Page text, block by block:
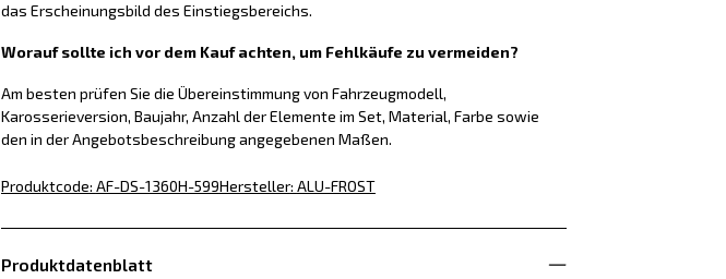
das Erscheinungsbild des Einstiegsbereichs.
Worauf sollte ich vor dem Kauf achten, um Fehlkäufe zu vermeiden?
Am besten prüfen Sie die Übereinstimmung von Fahrzeugmodell,
Karosserieversion, Baujahr, Anzahl der Elemente im Set, Material, Farbe sowie
den in der Angebotsbeschreibung angegebenen Maßen.
Produktcode: AF-DS-1360H-599Hersteller: ALU-FROST
Produktdatenblatt